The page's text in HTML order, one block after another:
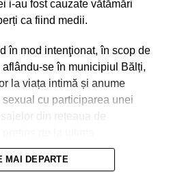
i-au fost cauzate vătămări
ca fiind medii.
în mod intenţionat, în scop de
se în municipiul Bălți,
la viața intimă și anume
cu participarea unei
din rețeaua de
de 600 euro, în caz contrar o
video.
MAI DEPARTE